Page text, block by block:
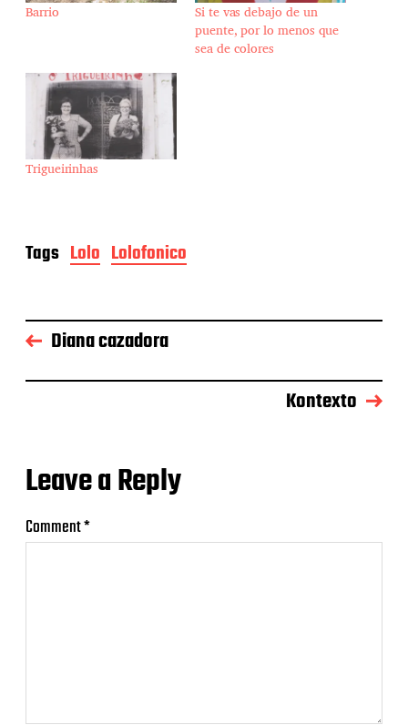
Barrio
Si te vas debajo de un
puente, por lo menos que
sea de colores
Trigueirinhas
Tags Lolo Lolofonico
Diana cazadora
Kontexto
Leave a Reply
Comment*